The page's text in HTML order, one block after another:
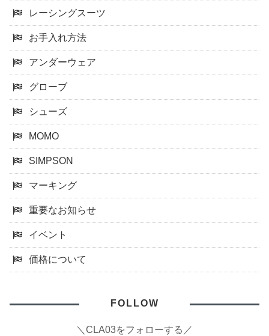
レーシングスーツ
お手入れ方法
アンダーウェア
グローブ
シューズ
MOMO
SIMPSON
マーキング
重要なお知らせ
イベント
価格について
FOLLOW
＼CLA03をフォローする／